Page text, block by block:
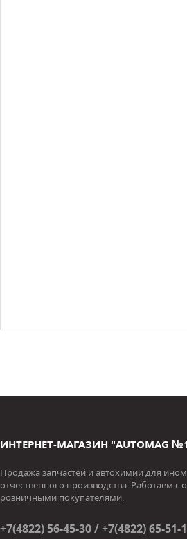
ИНТЕРНЕТ-МАГАЗИН "AUTOMAG
Продажа запчастей и автохимии для
отчественного производства. Работаем с
розничными покупателями.
+7(4822) 56-45-30 / +7(4822) 65-51-